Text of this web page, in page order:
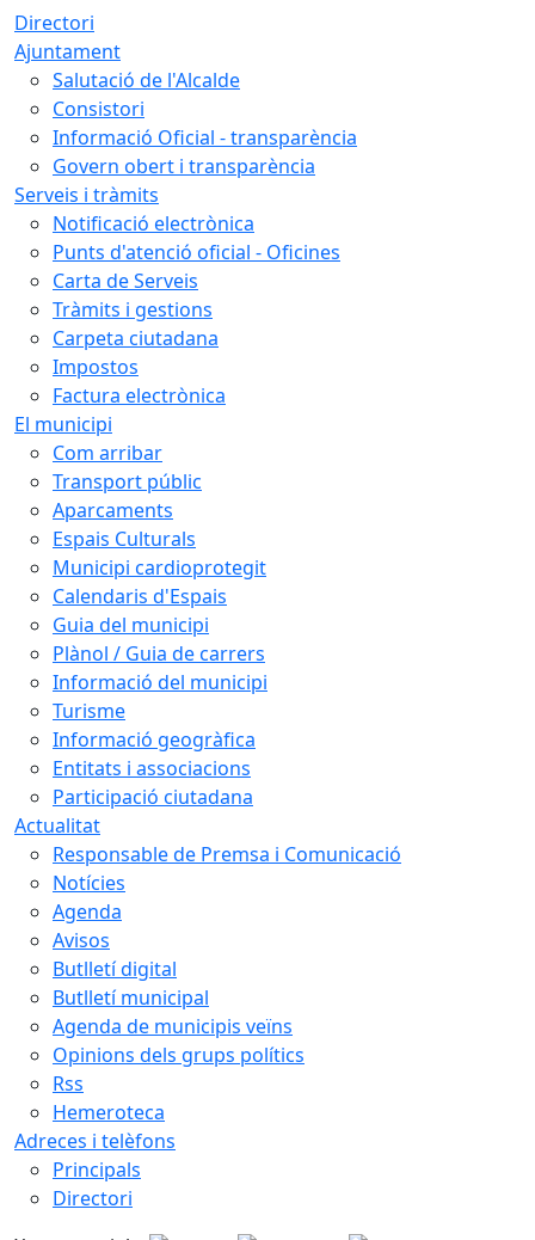
Directori
Ajuntament
Salutació de l'Alcalde
Consistori
Informació Oficial - transparència
Govern obert i transparència
Serveis i tràmits
Notificació electrònica
Punts d'atenció oficial - Oficines
Carta de Serveis
Tràmits i gestions
Carpeta ciutadana
Impostos
Factura electrònica
El municipi
Com arribar
Transport públic
Aparcaments
Espais Culturals
Municipi cardioprotegit
Calendaris d'Espais
Guia del municipi
Plànol / Guia de carrers
Informació del municipi
Turisme
Informació geogràfica
Entitats i associacions
Participació ciutadana
Actualitat
Responsable de Premsa i Comunicació
Notícies
Agenda
Avisos
Butlletí digital
Butlletí municipal
Agenda de municipis veïns
Opinions dels grups polítics
Rss
Hemeroteca
Adreces i telèfons
Principals
Directori